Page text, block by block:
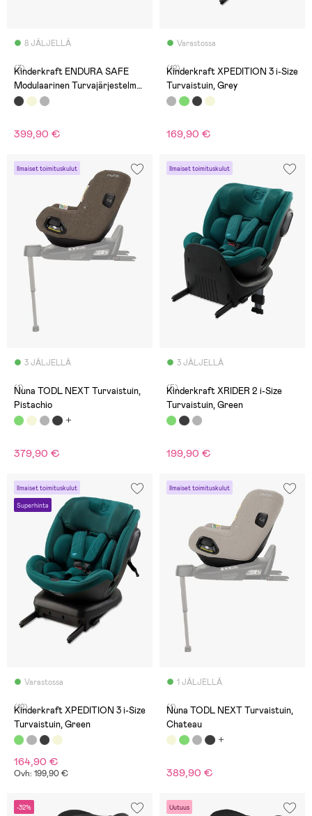
8 JÄLJELLÄ
(3)
Kinderkraft ENDURA SAFE
Modulaarinen Turvajärjestelmä,
Musta
399,90 €
Varastossa
(12)
Kinderkraft XPEDITION 3 i-Size
Turvaistuin, Grey
169,90 €
Ilmaiset toimituskulut
3 JÄLJELLÄ
(1)
Nuna TODL NEXT Turvaistuin,
Pistachio
379,90 €
Ilmaiset toimituskulut
3 JÄLJELLÄ
(5)
Kinderkraft XRIDER 2 i-Size
Turvaistuin, Green
199,90 €
Ilmaiset toimituskulut
Superhinta
Varastossa
(12)
Kinderkraft XPEDITION 3 i-Size
Turvaistuin, Green
164,90 €
Ovh: 199,90 €
Ilmaiset toimituskulut
1 JÄLJELLÄ
(1)
Nuna TODL NEXT Turvaistuin,
Chateau
389,90 €
-32% Uutuus